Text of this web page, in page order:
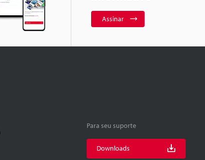
Assinar
Para seu suporte
Downloads